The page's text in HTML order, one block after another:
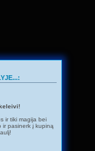
ir tiki magija bei
ir pasinerk į kupiną